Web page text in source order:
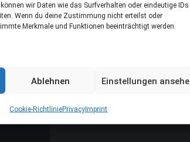
wir Daten wie das Surfverhalten oder eindeutige IDs
Wenn du deine Zustimmung nicht erteilst oder
Merkmale und Funktionen beeinträchtigt werden.
Ablehnen Einstellungen
Cookie-RichtliniePrivacyImprint